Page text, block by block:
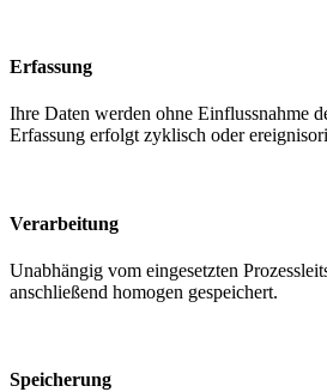
Erfassung
Ihre Daten werden ohne Einflussnahme
Erfassung erfolgt zyklisch oder
Verarbeitung
Unabhängig vom eingesetzten
anschließend homogen gespeichert.
Speicherung